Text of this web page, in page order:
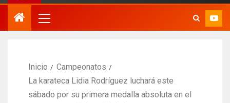
Inicio
Campeonatos
La karateca Lidia Rodríguez luchará este
sábado por su primera medalla absoluta en el